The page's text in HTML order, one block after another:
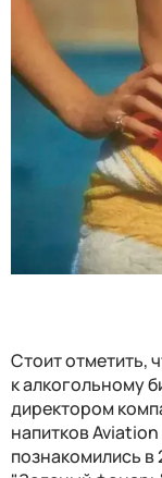
Стоит отметить,
к алкогольному
директором
напитков
познакомились в